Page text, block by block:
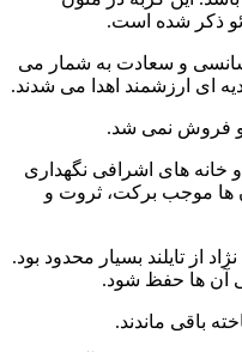
ذکر شده است.
شانسی و سعادت به شمار می‌
ای ارزشمند اهدا می‌ شدند.
و فروش نمی‌ شد.
خانه‌ های اشرافی نگهداری
ها موجب برکت، ثروت و
از تایلند بسیار محدود بود.
آن‌ ها حفظ شود.
باقی ماندند.